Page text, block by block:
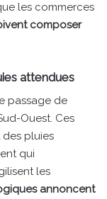
les commerces
composer
attendues
passage de
Ouest. Ces
pluies
qui
les
annoncent